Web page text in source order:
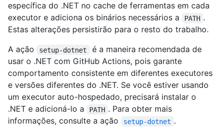
específica do .NET no cache de ferramentas em cada
executor e adiciona os binários necessários a
PATH .
Estas alterações persistirão para o resto do trabalho.
A ação
setup-dotnet
é a maneira recomendada de
usar o .NET com GitHub Actions, pois garante
comportamento consistente em diferentes executores
e versões diferentes do .NET. Se você estiver usando
um executor auto-hospedado, precisará instalar o
.NET e adicioná-lo a
PATH . Para obter mais
informações, consulte a ação
setup-dotnet .